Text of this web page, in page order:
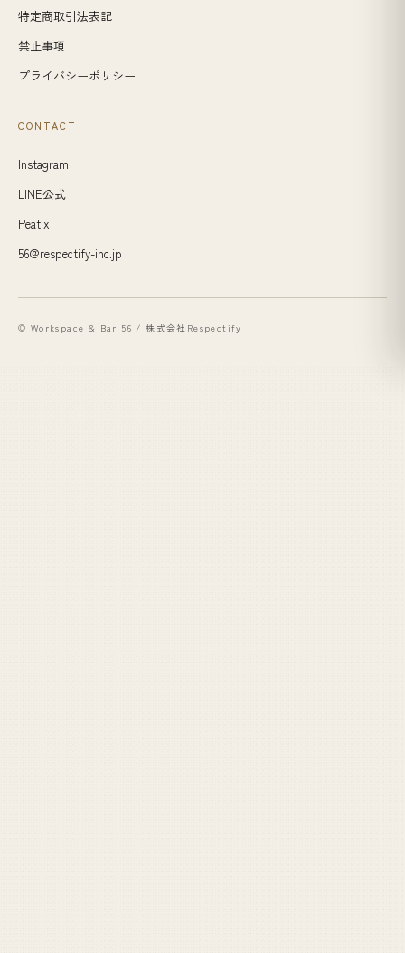
特定商取引法表記
禁止事項
プライバシーポリシー
CONTACT
Instagram
LINE公式
Peatix
56@respectify-inc.jp
© Workspace & Bar 56 / 株式会社Respectify